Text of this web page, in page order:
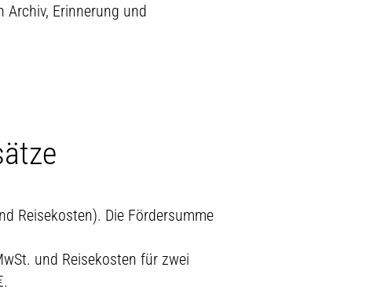
Archiv, Erinnerung und
Reisekosten). Die Fördersumme
und Reisekosten für zwei